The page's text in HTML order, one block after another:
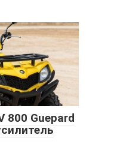
800 Guepard